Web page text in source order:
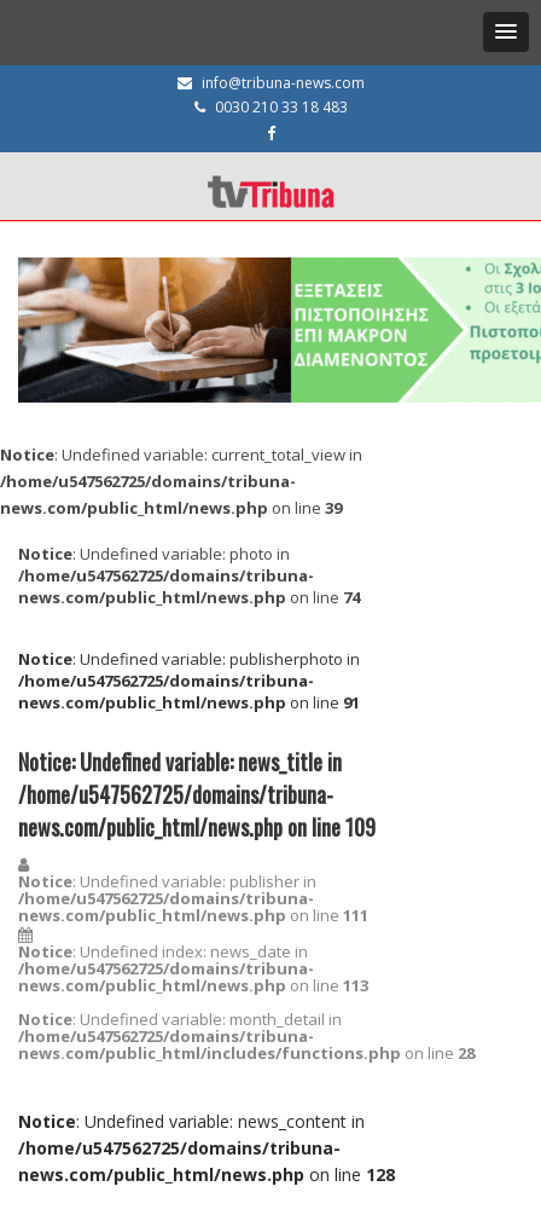
info@tribuna-news.com
0030 210 33 18 483
Notice: Undefined variable: current_total_view in
/home/u547562725/domains/tribuna-
news.com/public_html/news.php on line 39
Notice: Undefined variable: photo in
/home/u547562725/domains/tribuna-
news.com/public_html/news.php on line 74
Notice: Undefined variable: publisherphoto in
/home/u547562725/domains/tribuna-
news.com/public_html/news.php on line 91
Notice: Undefined variable: news_title in
/home/u547562725/domains/tribuna-
news.com/public_html/news.phpon line109
Notice: Undefined variable: publisher in
/home/u547562725/domains/tribuna-
news.com/public_html/news.php on line 111
Notice: Undefined index: news_date in
/home/u547562725/domains/tribuna-
news.com/public_html/news.php on line 113
Notice: Undefined variable: month_detail in
/home/u547562725/domains/tribuna-
news.com/public_html/includes/functions.php on line 28
Notice: Undefined variable: news_content in
/home/u547562725/domains/tribuna-
news.com/public_html/news.php on line 128